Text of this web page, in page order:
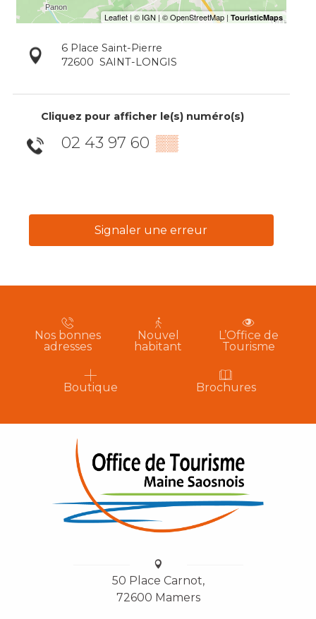
6 Place Saint-Pierre
72600 SAINT-LONGIS
Cliquez pour afficher le(s) numéro(s)
02 43 97 60 ▒▒
Signaler une erreur
Nos bonnes
adresses
Nouvel
habitant
L’Office de
Tourisme
Boutique Brochures
50 Place Carnot,
72600 Mamers